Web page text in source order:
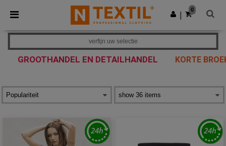
× Ntextil-app
Betere prijzen in de app!
Download app
0
GROOTHANDEL EN DETAILHANDEL KORTE
verfijn uw selectie